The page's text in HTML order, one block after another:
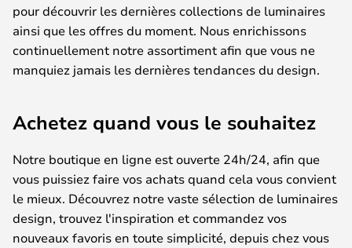
pour découvrir les dernières collections de luminaires
ainsi que les offres du moment. Nous enrichissons
continuellement notre assortiment afin que vous ne
manquiez jamais les dernières tendances du design.
Achetez quand vous le souhaitez
Notre boutique en ligne est ouverte 24h/24, afin que
vous puissiez faire vos achats quand cela vous convient
le mieux. Découvrez notre vaste sélection de luminaires
design, trouvez l'inspiration et commandez vos
nouveaux favoris en toute simplicité, depuis chez vous